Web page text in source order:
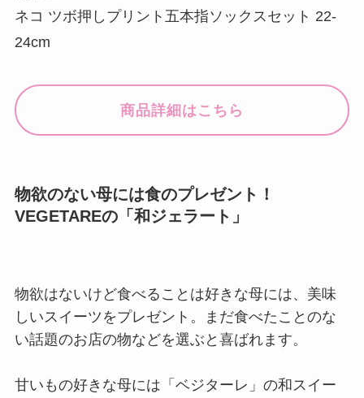
ネコ ツボ押しプリント五本指ソックスセット 22-
24cm
商品詳細はこちら
物欲のない母には食のプレゼント！
VEGETAREの「和ジェラート」
物欲はないけど食べることは好きな母には、美味
しいスイーツをプレゼント。まだ食べたことのな
い話題のお店の物などを選ぶと喜ばれます。
甘いもの好きな母には「ベジターレ」の和スイー